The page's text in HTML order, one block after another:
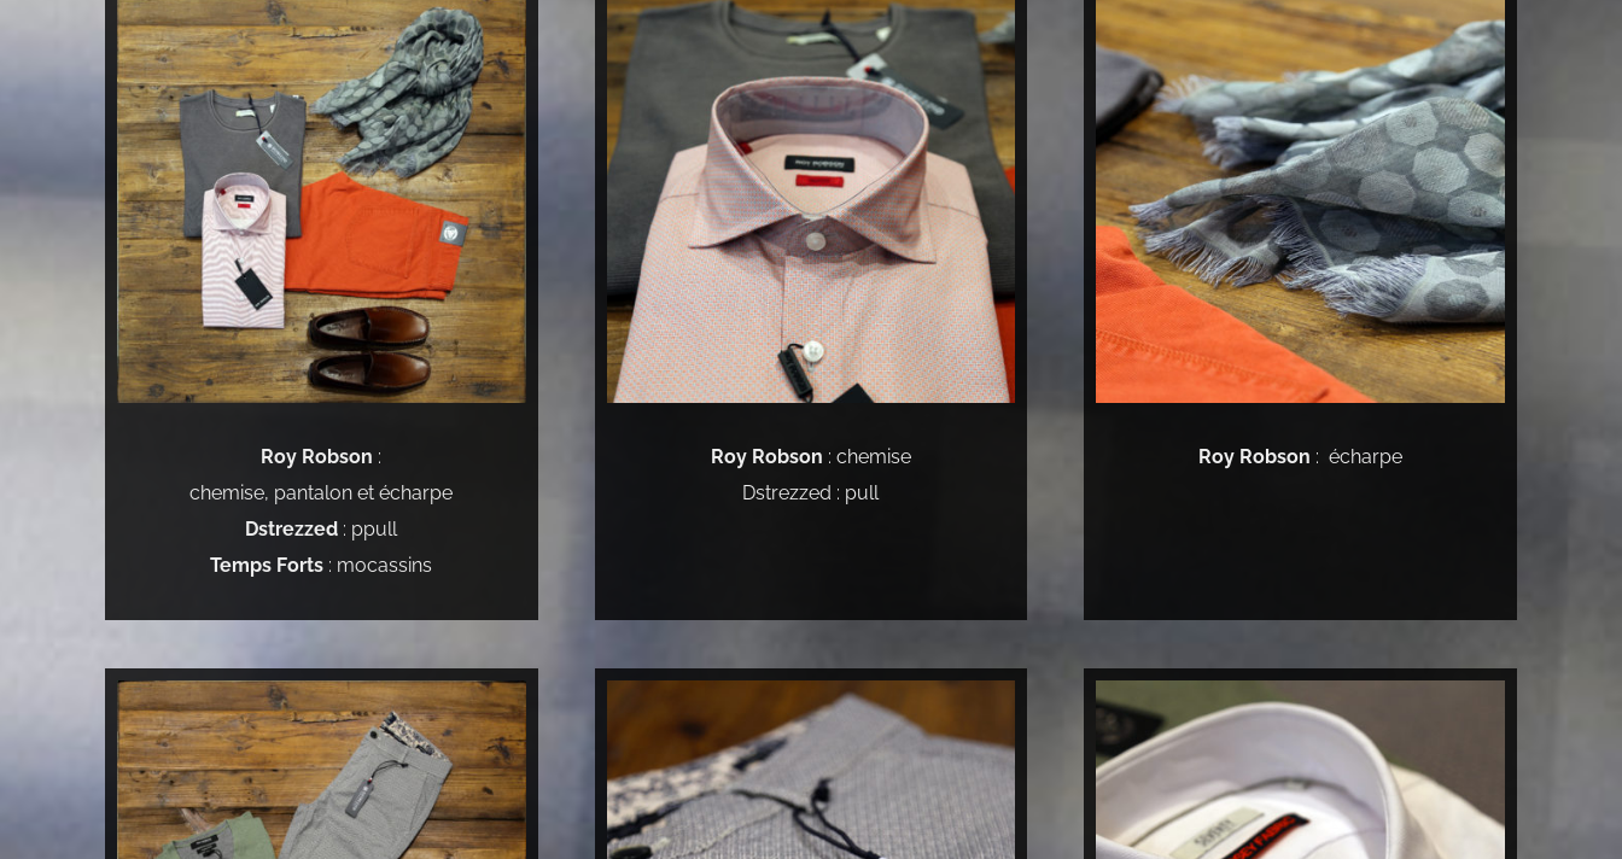
Roy Robson :
chemise, pantalon et écharpe
Dstrezzed : ppull
Temps Forts : mocassins
Roy Robson : chemise
Dstrezzed : pull
Roy Robson : écharpe